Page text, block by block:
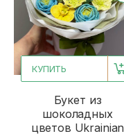
КУПИТЬ
Букет из
шоколадных
цветов Ukrainian